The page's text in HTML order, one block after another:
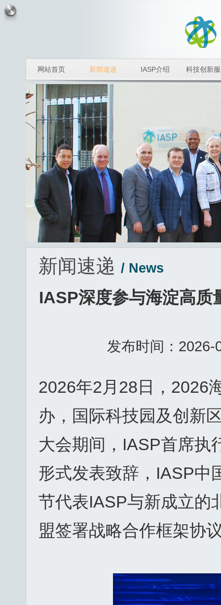
网站首页 新闻速递 IASP介绍 科技创新
新闻速递 / News
IASP深度参与海淀高质
发布时间：2026-
2026年2月28日，2026
办，国际科技园及创新
大会期间，IASP首席执
形式发表致辞，IASP中
节代表IASP与新成立的
盟签署战略合作框架协